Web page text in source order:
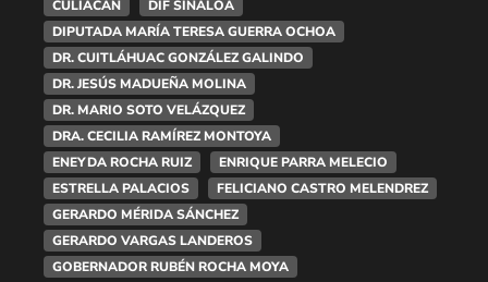
CULIACÁN
DIF SINALOA
DIPUTADA MARÍA TERESA GUERRA OCHOA
DR. CUITLÁHUAC GONZÁLEZ GALINDO
DR. JESÚS MADUEÑA MOLINA
DR. MARIO SOTO VELÁZQUEZ
DRA. CECILIA RAMÍREZ MONTOYA
ENEYDA ROCHA RUIZ
ENRIQUE PARRA MELECIO
ESTRELLA PALACIOS
FELICIANO CASTRO MELENDREZ
GERARDO MÉRIDA SÁNCHEZ
GERARDO VARGAS LANDEROS
GOBERNADOR RUBÉN ROCHA MOYA